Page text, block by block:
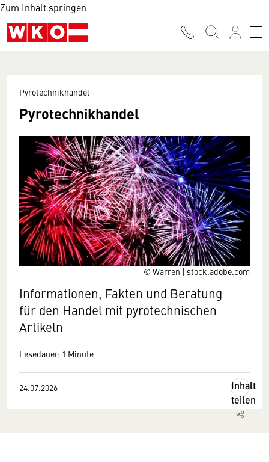
Zum Inhalt springen
© Warren | stock.adobe.com
Pyrotechnikhandel
Pyrotechnikhandel
Informationen, Fakten und Beratung
für den Handel mit pyrotechnischen
Artikeln
Lesedauer: 1 Minute
24.07.2026
Inhalt
teilen